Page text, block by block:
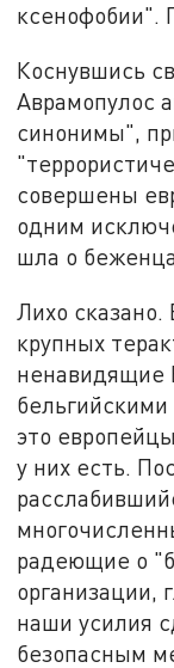
ксенофобии".
Коснувшись
Аврамопулос
синонимы",
совершены
одним
шла о
Лихо
крупных
ненавидящие
это
у них есть.
радеющие о
организации,
наши усилия
безопасным